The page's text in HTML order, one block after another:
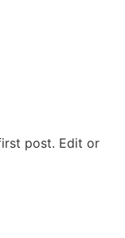
post. Edit or